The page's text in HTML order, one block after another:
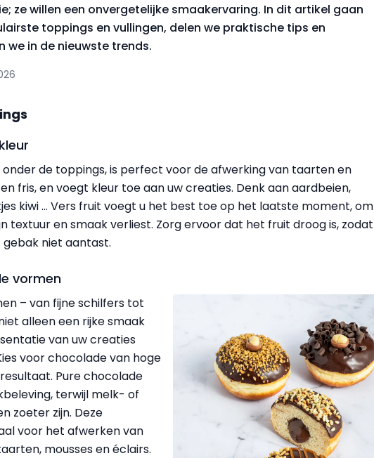
ze willen een onvergetelijke smaakervaring. In dit artikel gaan
toppings en vullingen, delen we praktische tips en
we in de nieuwste trends.
onder de toppings, is perfect voor de afwerking van taarten en
fris, en voegt kleur toe aan uw creaties. Denk aan aardbeien,
kiwi … Vers fruit voegt u het best toe op het laatste moment, om
textuur en smaak verliest. Zorg ervoor dat het fruit droog is, zodat
niet aantast.
vormen
– van fijne schilfers tot
alleen een rijke smaak
van uw creaties
voor chocolade van hoge
Pure chocolade
terwijl melk- of
zoeter zijn. Deze
voor het afwerken van
mousses en éclairs.